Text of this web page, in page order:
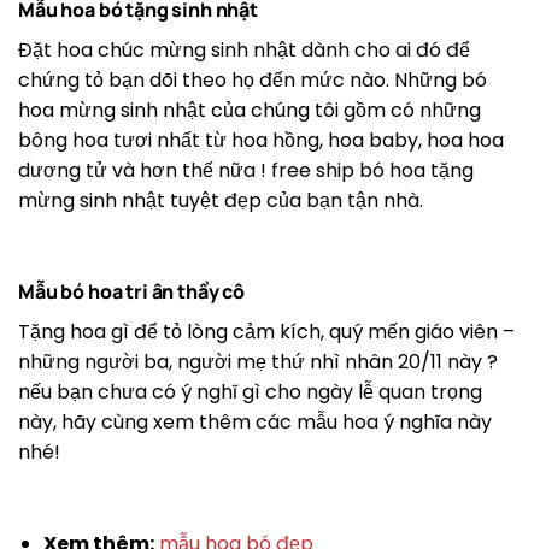
Mẫu hoa bó tặng sinh nhật
Đặt hoa chúc mừng sinh nhật dành cho ai đó để
chứng tỏ bạn dõi theo họ đến mức nào. Những bó
hoa mừng sinh nhật của chúng tôi gồm có những
bông hoa tươi nhất từ ​​hoa hồng, hoa baby, hoa hoa
dương tử và hơn thế nữa ! free ship bó hoa tặng
mừng sinh nhật tuyệt đẹp của bạn tận nhà.
Mẫu bó hoa tri ân thầy cô
Tặng hoa gì để tỏ lòng cảm kích, quý mến giáo viên –
những người ba, người mẹ thứ nhì nhân 20/11 này ?
nếu bạn chưa có ý nghĩ gì cho ngày lễ quan trọng
này, hãy cùng xem thêm các mẫu hoa ý nghĩa này
nhé!
Xem thêm: mẫu hoa bó đẹp